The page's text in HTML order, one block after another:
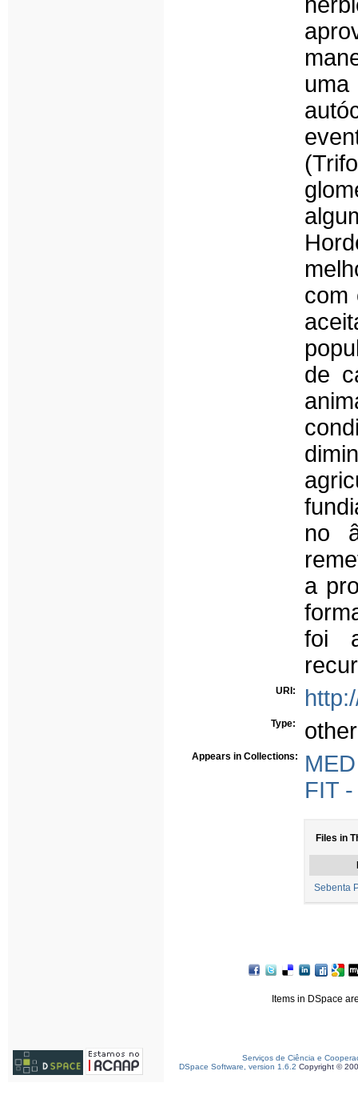
com
de
no
a
foi
URI:
Type: other
Appears in Collections:
FIT
Files in
Sebenta
Items in DSpace
Serviços de Ciência e
DSpace Software, version 1.6.2 Copyright ©